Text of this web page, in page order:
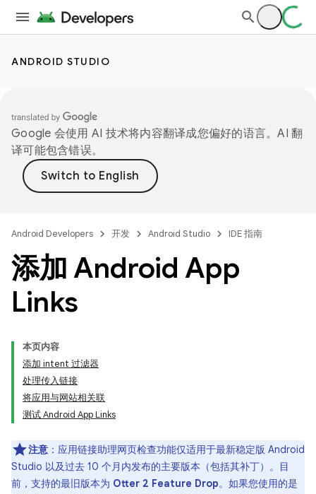
ANDROID STUDIO
Google 会使用 AI 技术将内容翻译成您偏好的语言。AI 翻
译可能包含错误。
Android Developers 开发 Android Studio IDE 指南
添加 Android App
Links
本页内容
添加 intent 过滤器
处理传入链接
将应用与网站相关联
测试 Android App Links
注意 ：应用链接助理网页检查功能仅适用于最新稳定版 Android
Studio 以及过去 10 个月内发布的主要版本（包括其补丁）。目
前，支持的最旧版本为 Otter 2 Feature Drop。如果您使用的是